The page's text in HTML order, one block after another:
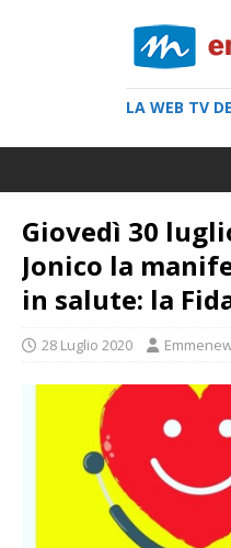
LA WEB TV
Giovedì 30
Jonico la
in salute: la
28 Luglio 2020